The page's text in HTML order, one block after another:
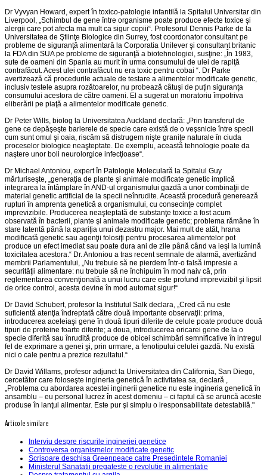
Dr Vyvyan Howard, expert în toxico-patologie infantilă la Spitalul Universitar din
Liverpool, „Schimbul de gene între organisme poate produce efecte toxice şi
alergii care pot afecta ma mult ca sigur copiii“. Profesorul Dennis Parke de la
Universitatea de Ştiinţe Biologice din Surrey, fost coordonator consultant pe
probleme de siguranţă alimentară la Corporatia Unilever şi consultant britanic
la FDA din SUA pe probleme de siguranţă a biotehnologiei, susţine: „În 1983,
sute de oameni din Spania au murit în urma consumului de ulei de rapiţă
contrafăcut. Acest ulei contrafăcut nu era toxic pentru cobai “. Dr Parke
avertizează că procedurile actuale de testare a alimentelor modificate genetic,
inclusiv testele asupra rozătoarelor, nu probează câtuşi de puţin siguranţa
consumului acestora de către oameni. El a sugerat un moratoriu împotriva
eliberării pe piaţă a alimentelor modificate genetic.
Dr Peter Wills, biolog la Universitatea Auckland declară: „Prin transferul de
gene ce depăşeşte barierele de specie care există de o veşsnicie între specii
cum sunt omul şi oaia, riscăm să distrugem nişte graniţe naturale în ciuda
proceselor biologice neaşteptate. De exemplu, această tehnologie poate da
naştere unor boli neurolorgice infecţioase“.
Dr Michael Antoniou, expert în Patologie Moleculară la Spitalul Guy
mărturiseşte, „generaţia de plante şi animale modificate genetic implică
integrarea la întâmplare în AND-ul organismului gazdă a unor combinaţii de
material genetic artificial de la specii neînrudite. Această procedură generează
rupturi în amprenta genetică a organismului, cu consecinţe complet
imprevizibile. Producerea neaşteptată de substanţe toxice a fost acum
observată în bacterii, plante şi animale modificate genetic; problema rămâne în
stare latentă până la apariţia unui dezastru major. Mai mult de atât, hrana
modificată genetic sau agenţii folosiţi pentru procesarea alimentelor pot
produce un efect imediat sau poate dura ani de zile până când va ieşi la lumină
toxicitatea acestora.“ Dr. Antoniou a tras recent semnale de alarmă, avertizând
membrii Parlamentului, „Nu trebuie să ne pierdem într-o falsă impresie a
securităţii alimentare: nu trebuie să ne închipuim în mod naiv că, prin
reglementarea convenţională a unui lucru care este profund imprevizibil şi lipsit
de orice control, acesta devine în mod automat sigur!“
Dr David Schubert, profesor la Institutul Salk declara, „Cred că nu este
suficientă atenţia îndreptată către două importante observaţii: prima,
introducerea aceleiaşi gene în două tipuri diferite de celule poate produce două
tipuri de proteine foarte diferite; a doua, introducerea oricarei gene de la o
specie diferită sau înrudită produce de obicei schimbări semnificative în intregul
fel de exprimare a genei şi, prin urmare, a fenotipului celulei gazdă. Nu există
nici o cale pentru a prezice rezultatul.“
Dr David Willams, profesor adjunct la Universitatea din California, San Diego,
cercetător care foloseşte ingineria genetică în activitatea sa, declară ,
„Problema cu abordarea acestei inginerii genetice nu este ingineria genetică în
ansamblu – eu personal lucrez în acest domeniu – ci faptul că se aruncă aceste
produse în lanţul alimentar. Este pur şi simplu o iresponsabilitate detestabilă."
Articole similare
Interviu despre riscurile ingineriei genetice
Controversa organismelor modificate genetic
Scrisoare deschisa Greenpeace catre Presedintele Romaniei
Ministerul Sanatatii pregateste o revolutie in alimentatie